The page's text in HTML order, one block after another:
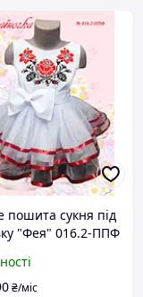
пошита сукня під
"Фея" 016.2-ППФ
₴/міс